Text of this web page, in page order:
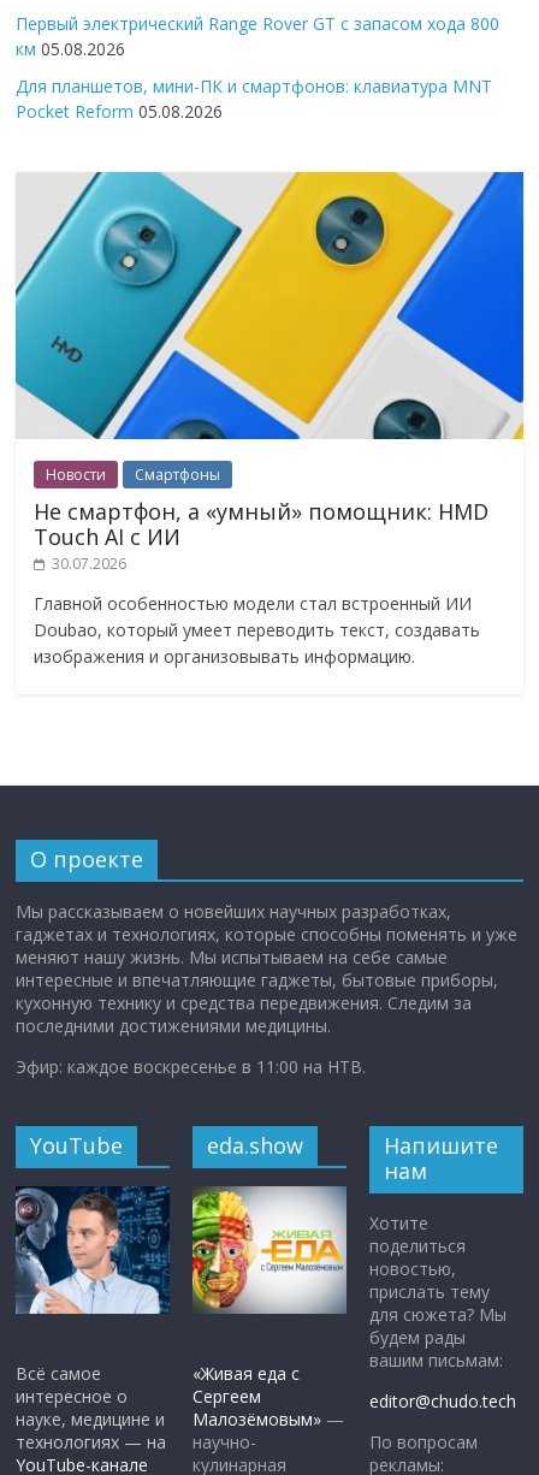
Первый электрический Range Rover GT с запасом хода 800
км 05.08.2026
Для планшетов, мини-ПК и смартфонов: клавиатура MNT
Pocket Reform 05.08.2026
Новости Смартфоны
Не смартфон, а «умный» помощник: HMD
Touch AI с ИИ
30.07.2026
Главной особенностью модели стал встроенный ИИ
Doubao, который умеет переводить текст, создавать
изображения и организовывать информацию.
О проекте
Мы рассказываем о новейших научных разработках,
гаджетах и технологиях, которые способны поменять и уже
меняют нашу жизнь. Мы испытываем на себе самые
интересные и впечатляющие гаджеты, бытовые приборы,
кухонную технику и средства передвижения. Следим за
последними достижениями медицины.
Эфир: каждое воскресенье в 11:00 на НТВ.
YouTube
Всё самое
интересное о
науке, медицине и
технологиях — на
YouTube-канале
eda.show
«Живая еда с
Сергеем
Малозёмовым» —
научно-
кулинарная
Напишите
нам
Хотите
поделиться
новостью,
прислать тему
для сюжета? Мы
будем рады
вашим письмам:
editor@chudo.tech
По вопросам
рекламы: